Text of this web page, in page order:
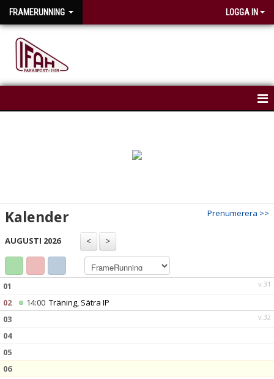
FRAMERUNNING LOGGA IN
Prenumerera >>
Kalender
AUGUSTI 2026
v.31
01
02
14:00 Träning, Sätra IP
v.32
03
04
05
06